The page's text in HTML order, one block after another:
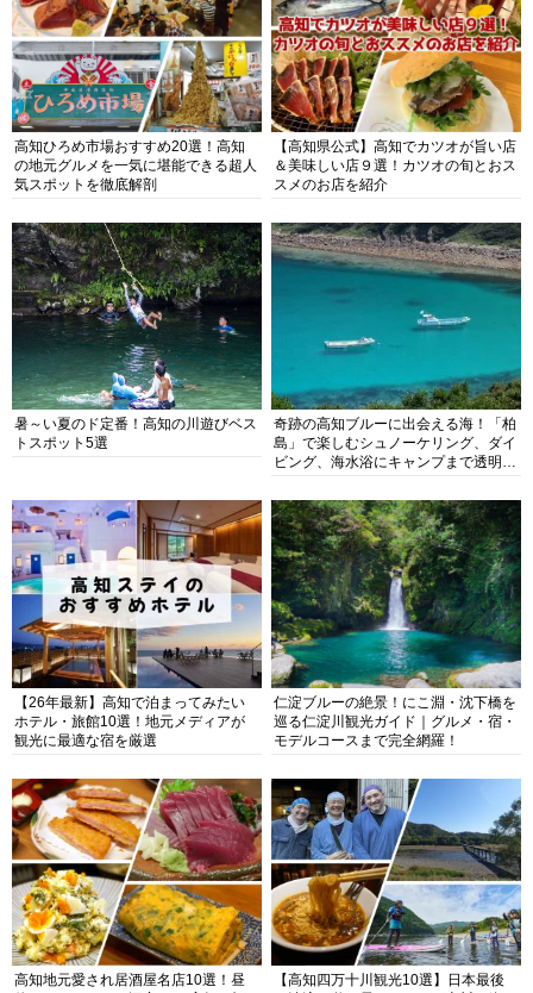
高知ひろめ市場おすすめ20選！高知
の地元グルメを一気に堪能できる超人
気スポットを徹底解剖
【高知県公式】高知でカツオが旨い店
＆美味しい店９選！カツオの旬とおス
スメのお店を紹介
暑～い夏のド定番！高知の川遊びベス
トスポット5選
奇跡の高知ブルーに出会える海！「柏
島」で楽しむシュノーケリング、ダイ
ビング、海水浴にキャンプまで透明度
【26年最新】高知で泊まってみたい
ホテル・旅館10選！地元メディアが
観光に最適な宿を厳選
仁淀ブルーの絶景！にこ淵・沈下橋を
巡る仁淀川観光ガイド｜グルメ・宿・
モデルコースまで完全網羅！
高知地元愛され居酒屋名店10選！昼
【高知四万十川観光10選】日本最後